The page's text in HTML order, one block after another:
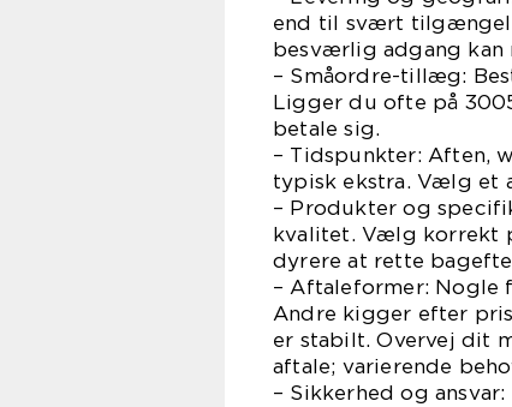
end til svært
besværlig adgang
– Småordre-tillæg:
Ligger du ofte på
betale sig.
– Tidspunkter: Aften,
typisk ekstra. Vælg et
– Produkter og
kvalitet. Vælg korrekt
dyrere at rette
– Aftaleformer: Nogle
Andre kigger efter
er stabilt. Overvej dit
aftale; varierende
– Sikkerhed og